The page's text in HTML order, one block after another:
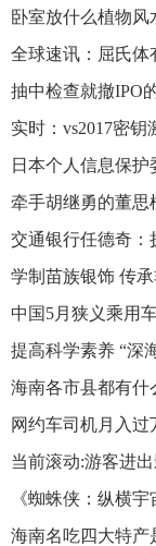
卧室放什么植物风
全球速讯：屈氏体
实时：vs2017密钥
牵手胡继勇的董思
学制苗族银饰 传
提高科学素养 “深
海南各市县都有什
《蜘蛛侠：纵横
海南名吃四大特产